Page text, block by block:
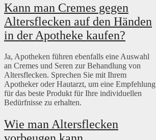
Kann man Cremes gegen
Altersflecken auf den Händen
in der Apotheke kaufen?
Ja, Apotheken führen ebenfalls eine Auswahl
an Cremes und Seren zur Behandlung von
Altersflecken. Sprechen Sie mit Ihrem
Apotheker oder Hautarzt, um eine Empfehlung
für das beste Produkt für Ihre individuellen
Bedürfnisse zu erhalten.
Wie man Altersflecken